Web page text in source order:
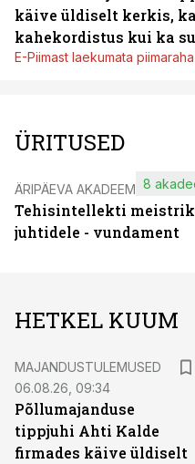
käive üldiselt kerkis,
kahekordistus kui ka
E-Piimast laekumata
ÜRITUSED
ÄRIPÄEVA AKADEEMIA
Tehisintellekti
juhtidele - vundament
8
HETKEL KUUM
MAJANDUSTULEMUSED
06.08.26, 09:34
Põllumajanduse
tippjuhi Ahti Kalde
firmades käive üldiselt